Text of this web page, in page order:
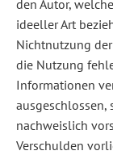
den Autor,
ideeller Art
Nichtnutzung
die Nutzung
Informationen
ausgeschlossen,
nachweislich
Verschulden